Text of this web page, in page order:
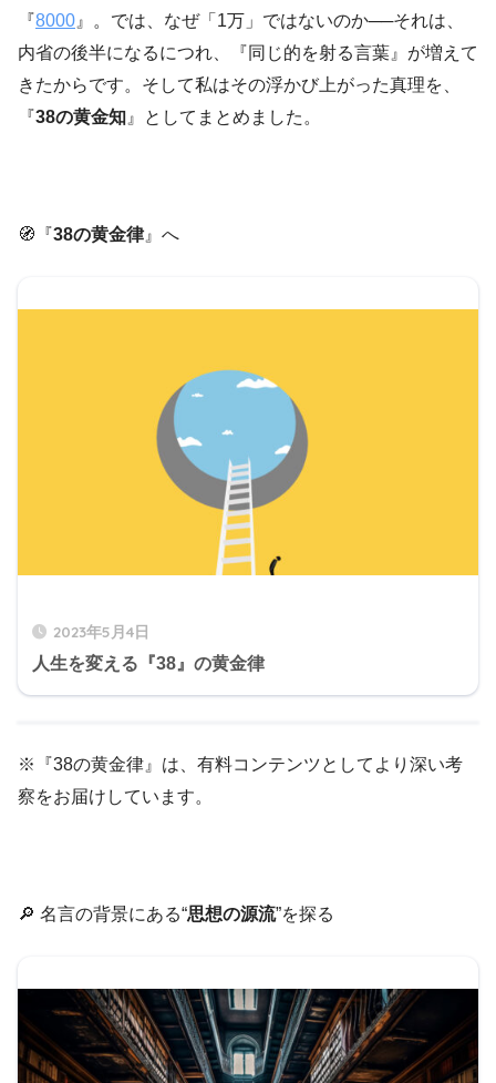
『8000』。では、なぜ「1万」ではないのか──それは、
内省の後半になるにつれ、『同じ的を射る言葉』が増えて
きたからです。そして私はその浮かび上がった真理を、
『38の黄金知』としてまとめました。
🧭『38の黄金律』へ
2023年5月4日
人生を変える『38』の黄金律
※『38の黄金律』は、有料コンテンツとしてより深い考
察をお届けしています。
🔎 名言の背景にある“思想の源流”を探る